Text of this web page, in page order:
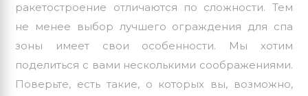
ракетостроение отличаются по сложности. Тем
не менее выбор лучшего ограждения для спа
зоны имеет свои особенности. Мы хотим
поделиться с вами несколькими соображениями.
Поверьте, есть такие, о которых вы, возможно,